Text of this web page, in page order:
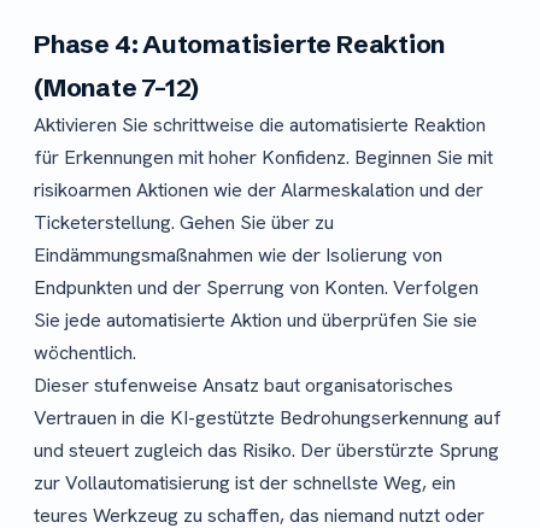
Phase 4: Automatisierte Reaktion
(Monate 7–12)
Aktivieren Sie schrittweise die automatisierte Reaktion
für Erkennungen mit hoher Konfidenz. Beginnen Sie mit
risikoarmen Aktionen wie der Alarmeskalation und der
Ticketerstellung. Gehen Sie über zu
Eindämmungsmaßnahmen wie der Isolierung von
Endpunkten und der Sperrung von Konten. Verfolgen
Sie jede automatisierte Aktion und überprüfen Sie sie
wöchentlich.
Dieser stufenweise Ansatz baut organisatorisches
Vertrauen in die KI-gestützte Bedrohungserkennung auf
und steuert zugleich das Risiko. Der überstürzte Sprung
zur Vollautomatisierung ist der schnellste Weg, ein
teures Werkzeug zu schaffen, das niemand nutzt oder